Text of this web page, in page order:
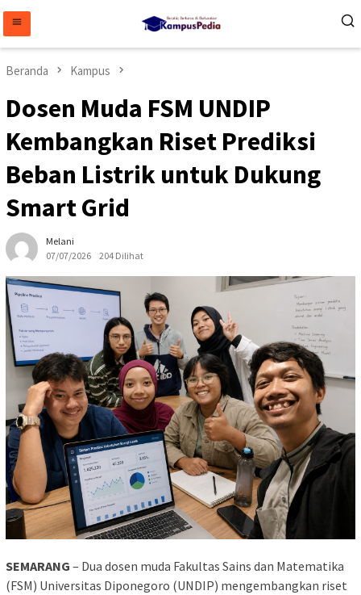
konten
Beranda Kampus
Dosen Muda FSM UNDIP
Kembangkan Riset Prediksi
Beban Listrik untuk Dukung
Smart Grid
Melani
07/07/2026
204 Dilihat
SEMARANG – Dua dosen muda Fakultas Sains dan Matematika
(FSM) Universitas Diponegoro (UNDIP) mengembangkan riset